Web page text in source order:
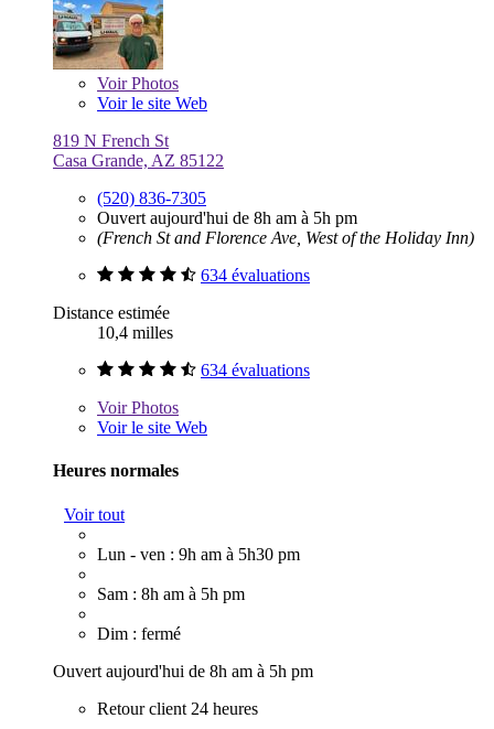
VoirPhotos
Voir le site Web
819 N French St
Casa Grande, AZ 85122
(520) 836-7305
Ouvert aujourd'hui de 8h am à 5h pm
(French St and Florence Ave, West of the Holiday Inn)
634 évaluations
Distance estimée
10,4 milles
634 évaluations
VoirPhotos
Voir le site Web
Heures normales
Voir tout
Lun - ven : 9h am à 5h30 pm
Sam : 8h am à 5h pm
Dim : fermé
Ouvert aujourd'hui de 8h am à 5h pm
Retour client 24 heures